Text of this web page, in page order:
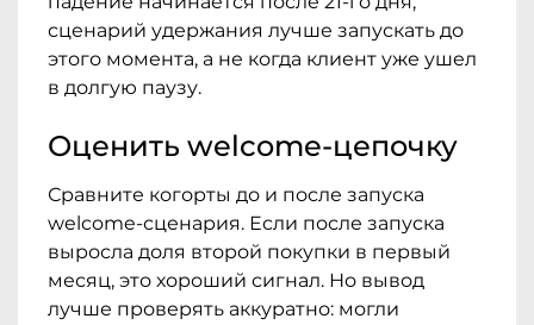
сценарий удержания лучше запускать до
этого момента, а не когда клиент уже ушел
в долгую паузу.
Оценить welcome-цепочку
Сравните когорты до и после запуска
welcome-сценария. Если после запуска
выросла доля второй покупки в первый
месяц, это хороший сигнал. Но вывод
лучше проверять аккуратно: могли